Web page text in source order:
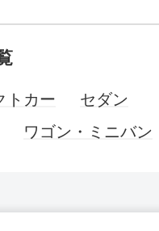
トカー
セダン
ワゴン・ミニバン